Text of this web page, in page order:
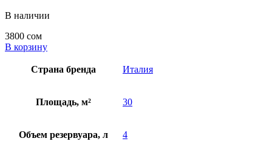
В наличии
3800 сом
В корзину
Страна бренда Италия
Площадь, м² 30
Объем резервуара, л 4